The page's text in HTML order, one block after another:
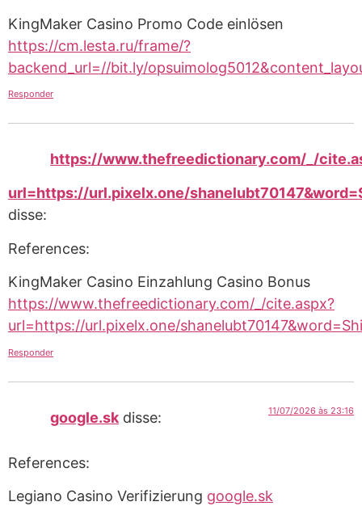
KingMaker Casino Promo Code einlösen
https://cm.lesta.ru/frame/?
backend_url=//bit.ly/
Responder
https://www.thefreedictionary.com/_/
url=https://url.pixelx.one/
disse:
References:
KingMaker Casino Einzahlung Casino Bonus
https://www.thefreedictionary.com/_/cite.aspx?
url=https://url.pixelx.one/
Responder
google.sk disse: 11/07/2026 às 23:16
References:
Legiano Casino Verifizierung google.sk